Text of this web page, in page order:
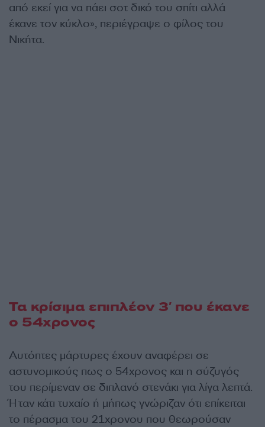
από εκεί για να πάει σοτ δικό του σπίτι αλλά
έκανε τον κύκλο», περιέγραψε ο φίλος του
Νικήτα.
Τα κρίσιμα επιπλέον 3′ που έκανε
ο 54χρονος
Αυτόπτες μάρτυρες έχουν αναφέρει σε
αστυνομικούς πως ο 54χρονος και η σύζυγός
του περίμεναν σε διπλανό στενάκι για λίγα λεπτά.
Ήταν κάτι τυχαίο ή μήπως γνώριζαν ότι επίκειται
το πέρασμα του 21χρονου που θεωρούσαν